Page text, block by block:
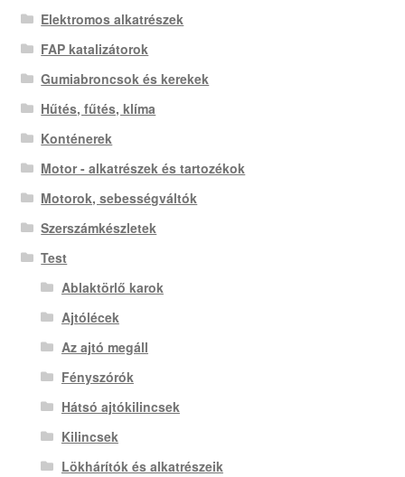
Elektromos alkatrészek
FAP katalizátorok
Gumiabroncsok és kerekek
Hűtés, fűtés, klíma
Konténerek
Motor - alkatrészek és tartozékok
Motorok, sebességváltók
Szerszámkészletek
Test
Ablaktörlő karok
Ajtólécek
Az ajtó megáll
Fényszórók
Hátsó ajtókilincsek
Kilincsek
Lökhárítók és alkatrészeik